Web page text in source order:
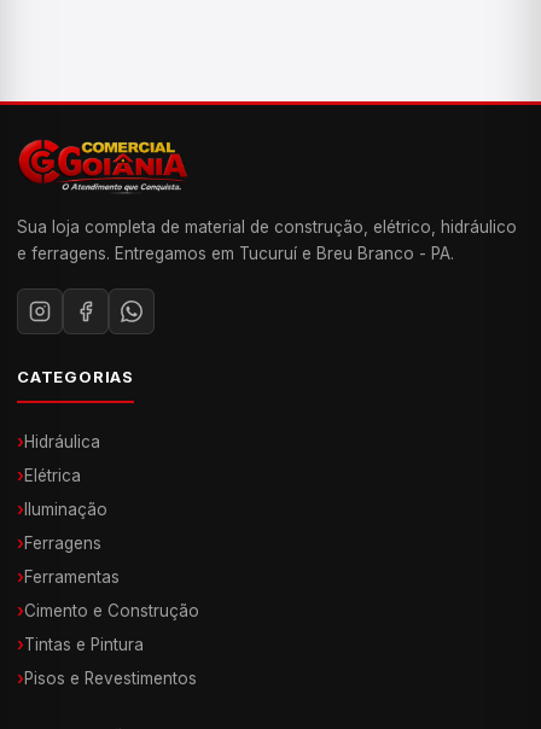
Sua loja completa de material de construção, elétrico, hidráulico
e ferragens. Entregamos em Tucuruí e Breu Branco - PA.
CATEGORIAS
›Hidráulica
›Elétrica
›Iluminação
›Ferragens
›Ferramentas
›Cimento e Construção
›Tintas e Pintura
›Pisos e Revestimentos